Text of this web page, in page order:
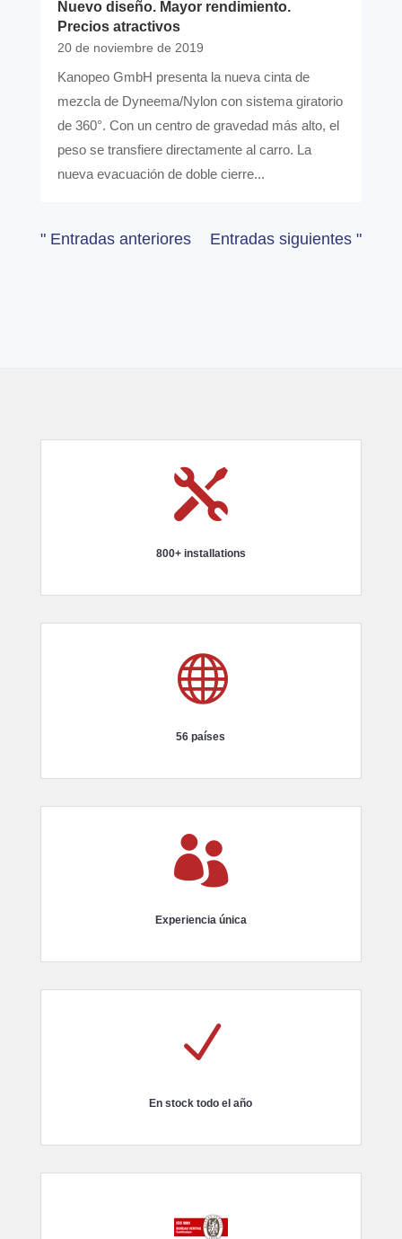
Nuevo diseño. Mayor rendimiento.
Precios atractivos
20 de noviembre de 2019
Kanopeo GmbH presenta la nueva cinta de
mezcla de Dyneema/Nylon con sistema giratorio
de 360°. Con un centro de gravedad más alto, el
peso se transfiere directamente al carro. La
nueva evacuación de doble cierre...
" Entradas anteriores Entradas siguientes "

800+ installations

56 países

Experiencia única
N
En stock todo el año